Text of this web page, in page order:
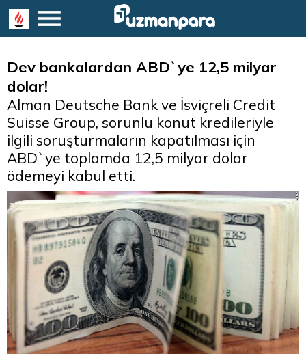
Dev bankalardan ABD`ye 12,5 milyar
dolar!
Alman Deutsche Bank ve İsviçreli Credit
Suisse Group, sorunlu konut kredileriyle
ilgili soruşturmaların kapatılması için
ABD`ye toplamda 12,5 milyar dolar
ödemeyi kabul etti.